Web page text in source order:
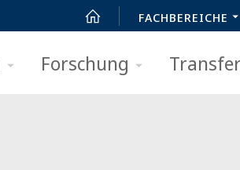
FACHBEREICHE
Forschung Transfer